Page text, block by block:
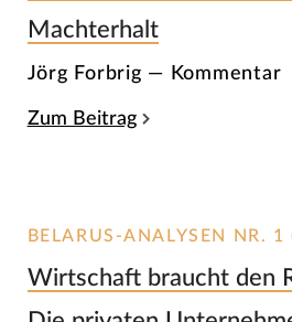
Machterhalt
Jörg Forbrig — Kommentar
Zum Beitrag
BELARUS-ANALYSEN NR.
Wirtschaft braucht den